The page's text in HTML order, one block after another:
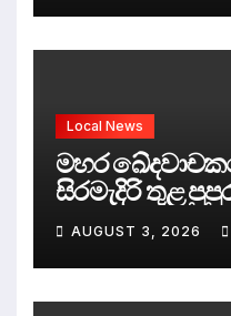
Local News
මහර
සිරමැදිරි තුළ
පලිගැනීමේ
AUGUST 3, 2026